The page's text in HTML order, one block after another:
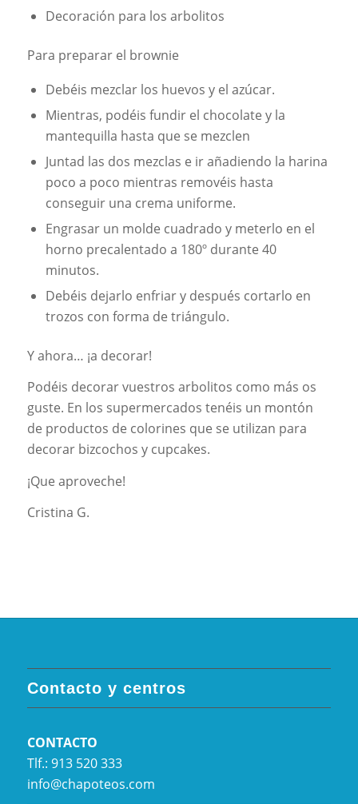
Decoración para los arbolitos
Para preparar el brownie
Debéis mezclar los huevos y el azúcar.
Mientras, podéis fundir el chocolate y la
mantequilla hasta que se mezclen
Juntad las dos mezclas e ir añadiendo la harina
poco a poco mientras removéis hasta
conseguir una crema uniforme.
Engrasar un molde cuadrado y meterlo en el
horno precalentado a 180º durante 40
minutos.
Debéis dejarlo enfriar y después cortarlo en
trozos con forma de triángulo.
Y ahora… ¡a decorar!
Podéis decorar vuestros arbolitos como más os
guste. En los supermercados tenéis un montón
de productos de colorines que se utilizan para
decorar bizcochos y cupcakes.
¡Que aproveche!
Cristina G.
Contacto y centros
CONTACTO
Tlf.: 913 520 333
info@chapoteos.com